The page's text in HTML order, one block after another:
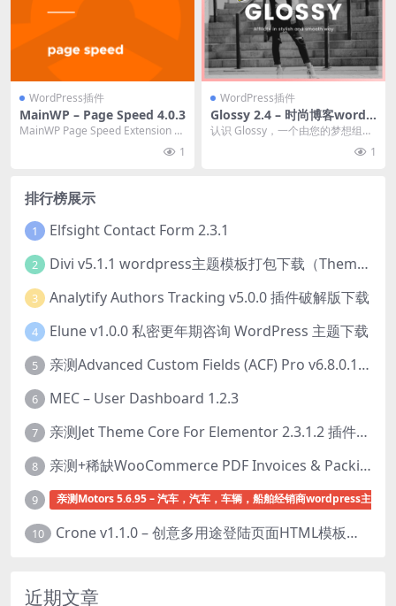
WordPress插件
MainWP – Page Speed 4.0.3
MainWP Page Speed Extension 使
1
WordPress插件
Glossy 2.4 – 时尚博客wordp
ress主题下载
认识 Glossy，一个由您的梦想组成
1
排行榜展示
1 Elfsight Contact Form 2.3.1
2 Divi v5.1.1 wordpress主题模板打包下载（Theme + Builder+ Extra Theme + Templates + Layouts + PSD）
3 Analytify Authors Tracking v5.0.0 插件破解版下载
4 Elune v1.0.0 私密更年期咨询 WordPress 主题下载
5 亲测Advanced Custom Fields (ACF) Pro v6.8.0.1 + Advanced Custom Fields: Extended PRO v0.9.2.3 | 网站开发自定义字段插件下载
6 MEC – User Dashboard 1.2.3
7 亲测Jet Theme Core For Elementor 2.3.1.2 插件下载
8 亲测+稀缺WooCommerce PDF Invoices & Packing Slips Professional v2.20.0 + Templates v2.25.1 [by WpOverNight] WooCommerce PDF 发票和装箱单插件下载
9 亲测Motors 5.6.95 – 汽车，汽车，车辆，船舶经销商wordpress主题下
10 Crone v1.1.0 – 创意多用途登陆页面HTML模板下载
近期文章